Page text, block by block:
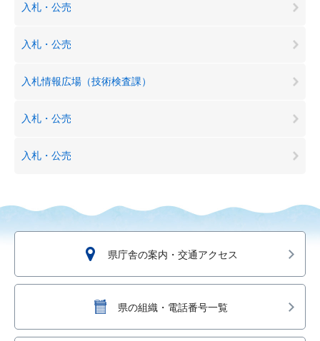
入札・公売
入札・公売
入札情報広場（技術検査課）
入札・公売
入札・公売
県庁舎の案内・交通アクセス
県の組織・電話番号一覧